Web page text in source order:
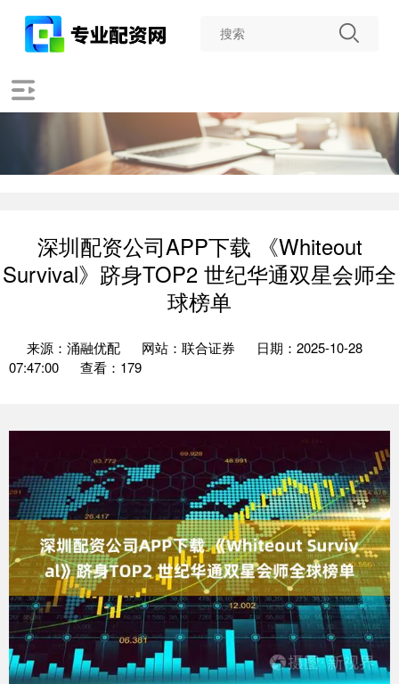
深圳配资公司APP下载 《Whiteout
Survival》跻身TOP2 世纪华通双星会师全
球榜单
来源：涌融优配 网站：联合证券
日期：2025-10-28
07:47:00
查看：179